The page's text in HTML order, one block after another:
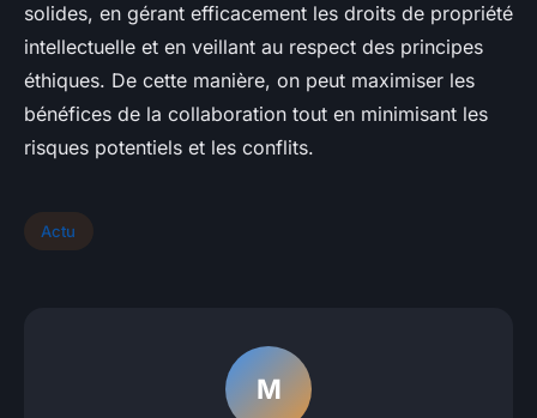
solides, en gérant efficacement les droits de propriété
intellectuelle et en veillant au respect des principes
éthiques. De cette manière, on peut maximiser les
bénéfices de la collaboration tout en minimisant les
risques potentiels et les conflits.
Actu
M